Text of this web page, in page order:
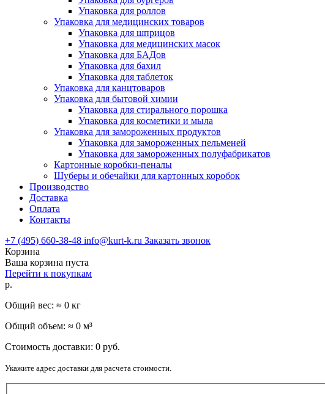
Упаковка для роллов
Упаковка для медицинских товаров
Упаковка для шприцов
Упаковка для медицинских масок
Упаковка для БАДов
Упаковка для бахил
Упаковка для таблеток
Упаковка для канцтоваров
Упаковка для бытовой химии
Упаковка для стирального порошка
Упаковка для косметики и мыла
Упаковка для замороженных продуктов
Упаковка для замороженных пельменей
Упаковка для замороженных полуфабрикатов
Картонные коробки-пеналы
Шуберы и обечайки для картонных коробок
Производство
Доставка
Оплата
Контакты
+7 (495) 660-38-48 info@kurt-k.ru Заказать звонок
Корзина
Ваша корзина пуста
Перейти к покупкам
р.
Общий вес: ≈ 0 кг
Общий объем: ≈ 0 м³
Стоимость доставки: 0 руб.
Укажите адрес доставки для расчета стоимости.